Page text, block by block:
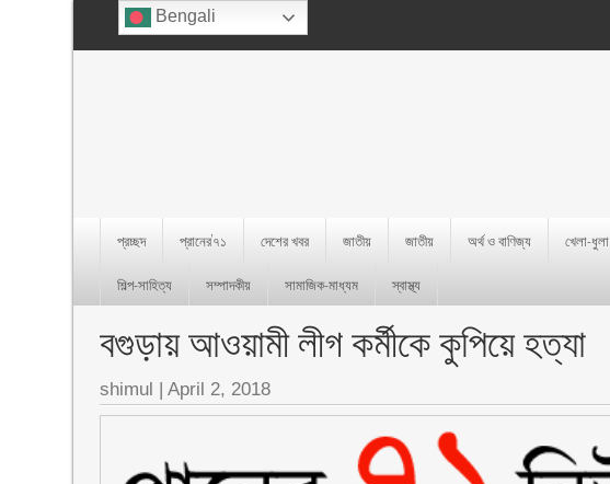
প্রচ্ছদ প্রানের’৭১ দেশের খবর জাতীয় জাতীয় অর্থ ও বাণিজ্য খেলা-ধুলা
শিল্প-সাহিত্য
সম্পাদকীয় সামাজিক-মাধ্যম স্বাস্থ্য
বগুড়ায় আওয়ামী লীগ কর্মীকে কুপিয়ে হত্যা
shimul |April 2, 2018
Bengali